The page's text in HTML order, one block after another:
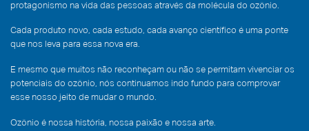
protagonismo na vida das pessoas através da molécula do ozônio.
Cada produto novo, cada estudo, cada avanço científico é uma ponte
que nos leva para essa nova era.
E mesmo que muitos não reconheçam ou não se permitam vivenciar os
potenciais do ozônio, nós continuamos indo fundo para comprovar
esse nosso jeito de mudar o mundo.
Ozônio é nossa história, nossa paixão e nossa arte.